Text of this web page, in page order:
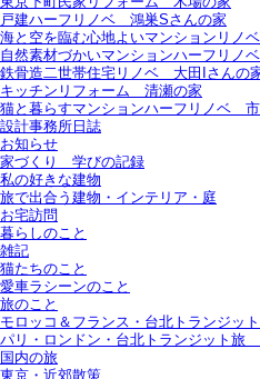
戸建ハーフリノベ＿鴻巣Sさんの家
海と空を臨む心地よいマンションリノ
自然素材づかいマンションハーフリノ
鉄骨造二世帯住宅リノベ＿大田Iさんの
キッチンリフォーム＿清瀬の家
猫と暮らすマンションハーフリノベ＿
設計事務所日誌
お知らせ
家づくり 学びの記録
私の好きな建物
旅で出合う建物・インテリア・庭
お宅訪問
暮らしのこと
雑記
猫たちのこと
愛車ラシーンのこと
旅のこと
モロッコ＆フランス・台北トランジッ
パリ・ロンドン・台北トランジット旅
国内の旅
東京・近郊散策